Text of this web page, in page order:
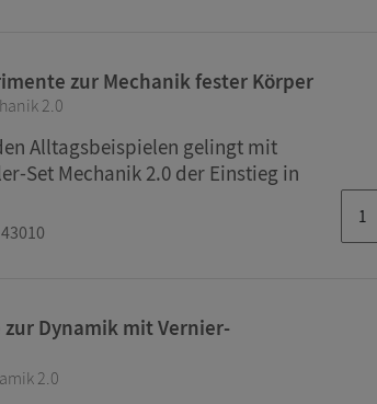
zur Mechanik fester Körper
2.0
Alltagsbeispielen gelingt mit
Set Mechanik 2.0 der Einstieg in
Dynamik mit Vernier-
2.0